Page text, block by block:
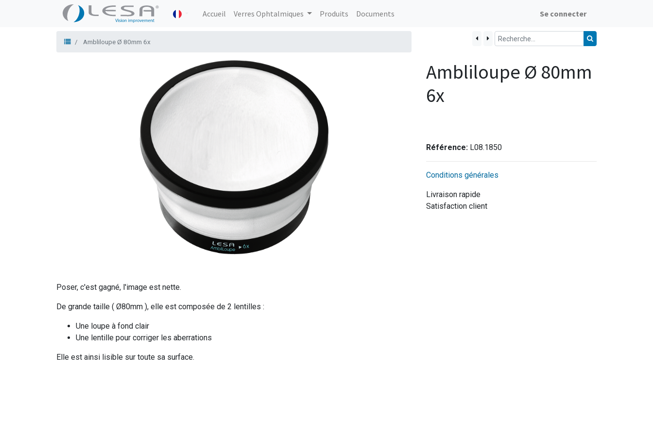
Accueil Verres Ophtalmiques Produits Documents Se connecter
Ambliloupe Ø 80mm 6x
Ambliloupe Ø 80mm
6x
Référence: L08.1850
Conditions générales
Livraison rapide
Satisfaction client
Poser, c'est gagné, l'image est nette.
De grande taille ( Ø80mm ), elle est composée de 2 lentilles :
Une loupe à fond clair
Une lentille pour corriger les aberrations
Elle est ainsi lisible sur toute sa surface.